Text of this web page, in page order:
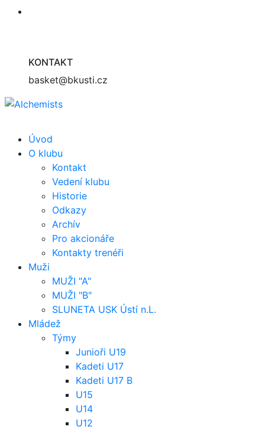
KONTAKT
basket@bkusti.cz
Úvod
O klubu
Kontakt
Vedení klubu
Historie
Odkazy
Archív
Pro akcionáře
Kontakty trenéři
Muži
MUŽI "A"
MUŽI "B"
SLUNETA USK Ústí n.L.
Mládež
Týmy
Junioři U19
Kadeti U17
Kadeti U17 B
U15
U14
U12